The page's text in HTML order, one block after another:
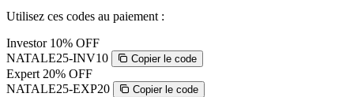
Utilisez ces codes au paiement :
Investor 10% OFF
NATALE25-INV10
Copier le code
Expert 20% OFF
NATALE25-EXP20
Copier le code